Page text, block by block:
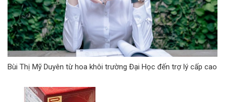
Bùi Thị Mỹ Duyên từ hoa khôi trường Đại Học đến trợ lý cấp cao